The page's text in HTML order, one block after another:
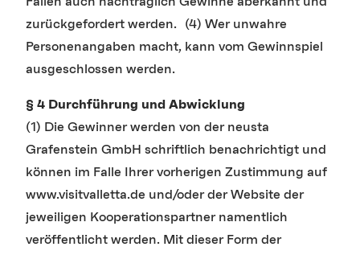
zurückgefordert werden. (4) Wer unwahre
Personenangaben macht, kann vom Gewinnspiel
ausgeschlossen werden.
§ 4 Durchführung und Abwicklung
(1) Die Gewinner werden von der neusta
Grafenstein GmbH schriftlich benachrichtigt und
können im Falle Ihrer vorherigen Zustimmung auf
www.visitvalletta.de und/oder der Website der
jeweiligen Kooperationspartner namentlich
veröffentlicht werden. Mit dieser Form der